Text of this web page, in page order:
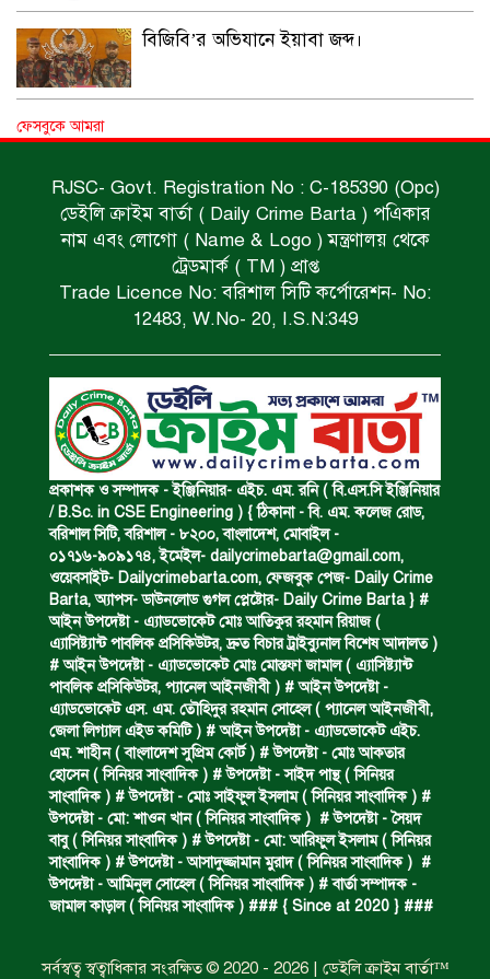
বিজিবি’র অভিযানে ইয়াবা জব্দ।
পানিতে ডুবে এক ছাত্রের মৃত্যু।
ঝুলন্ত মরদেহ উদ্ধার।
অবৈধ ঘের নির্মাণে আটক।
একজন সড়ক দুর্ঘটনায় নিহত ও দুইজন আহত।
ডাকাত দলের সদস্য গ্রেফতার।
ঝুলন্ত মরদেহ উদ্ধার।
প্রধান আসামির মৃত্যুদণ্ড।
গ্রেফতারের দাবিতে মানববন্ধন ও বিক্ষোভ।
কারেন্ট জাল জব্দ এবং ধ্বংস।
ফেসবুকে আমরা
RJSC- Govt. Registration No : C-185390 (Opc)
ডেইলি ক্রাইম বার্তা ( Daily Crime Barta ) পএিকার
নাম এবং লোগো ( Name & Logo ) মন্ত্রণালয় থেকে
ট্রেডমার্ক ( TM ) প্রাপ্ত
Trade Licence No: বরিশাল সিটি কর্পোরেশন- No:
12483, W.No- 20, I.S.N:349
প্রকাশক ও সম্পাদক - ইঞ্জিনিয়ার- এইচ. এম. রনি ( বি.এস.সি ইঞ্জিনিয়ার
/ B.Sc. in CSE Engineering ) { ঠিকানা - বি. এম. কলেজ রোড,
বরিশাল সিটি, বরিশাল - ৮২০০, বাংলাদেশ, মোবাইল -
০১৭১৬-৯০৯১৭৪, ইমেইল- dailycrimebarta@gmail.com,
ওয়েবসাইট- Dailycrimebarta.com, ফেজবুক পেজ- Daily Crime
Barta, অ‍্যাপস- ডাউনলোড গুগল প্লেষ্টোর- Daily Crime Barta } #
আইন উপদেষ্টা - এ্যাডভোকেট মোঃ আতিকুর রহমান রিয়াজ (
এ‍্যাসিষ্ট‍্যান্ট পাবলিক প্রসিকিউটর, দ্রুত বিচার ট্রাইব্যুনাল বিশেষ আদালত )
# আইন উপদেষ্টা - এ্যাডভোকেট মোঃ মোস্তফা জামাল ( এ‍্যাসিষ্ট‍্যান্ট
পাবলিক প্রসিকিউটর, প‍্যানেল আইনজীবী ) # আইন উপদেষ্টা -
এ্যাডভোকেট এস. এম. তৌহিদুর রহমান সোহেল ( প‍্যানেল আইনজীবী,
জেলা লিগ্যাল এইড কমিটি ) # আইন উপদেষ্টা - এ্যাডভোকেট এইচ.
এম. শাহীন ( বাংলাদেশ সুপ্রিম কোর্ট ) # উপদেষ্টা - মোঃ আকতার
হোসেন ( সিনিয়র সাংবাদিক ) # উপদেষ্টা - সাইদ পান্থ ( সিনিয়র
সাংবাদিক ) # উপদেষ্টা - মোঃ সাইফুল ইসলাম ( সিনিয়র সাংবাদিক ) #
উপদেষ্টা - মো: শাওন খান ( সিনিয়র সাংবাদিক ) # উপদেষ্টা - সৈয়দ
বাবু ( সিনিয়র সাংবাদিক ) # উপদেষ্টা - মো: আরিফুল ইসলাম ( সিনিয়র
সাংবাদিক ) # উপদেষ্টা - আসাদুজ্জামান মুরাদ ( সিনিয়র সাংবাদিক ) #
উপদেষ্টা - আমিনুল সোহেল ( সিনিয়র সাংবাদিক ) # বার্তা সম্পাদক -
জামাল কাড়াল ( সিনিয়র সাংবাদিক ) ### { Since at 2020 } ###
সর্বস্বত্ব স্বত্বাধিকার সংরক্ষিত © 2020 - 2026 | ডেইলি ক্রাইম বার্তা™